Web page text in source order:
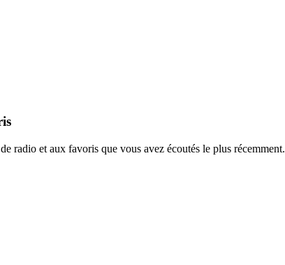
radio et aux favoris que vous avez écoutés le plus récemment.